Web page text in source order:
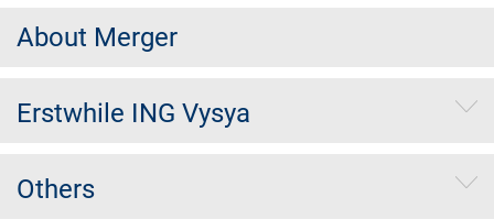
About Merger
Erstwhile ING Vysya
Others